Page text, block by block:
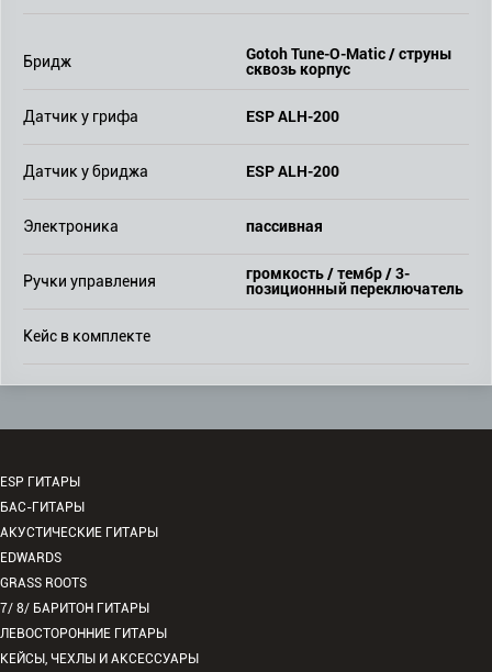
Бридж Gotoh Tune-O-Matic / струны
сквозь корпус
Датчик у грифа ESP ALH-200
Датчик у бриджа ESP ALH-200
Электроника пассивная
Ручки управления громкость / тембр / 3-
позиционный переключатель
Кейс в комплекте
ESP ГИТАРЫ
БАС-ГИТАРЫ
АКУСТИЧЕСКИЕ ГИТАРЫ
EDWARDS
GRASS ROOTS
7/ 8/ БАРИТОН ГИТАРЫ
ЛЕВОСТОРОННИЕ ГИТАРЫ
КЕЙСЫ, ЧЕХЛЫ И АКСЕССУАРЫ